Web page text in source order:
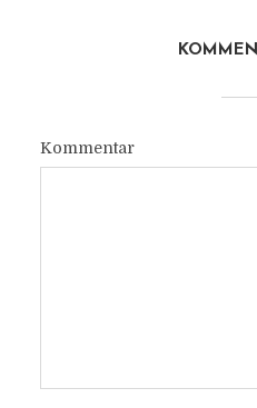
Kommentar